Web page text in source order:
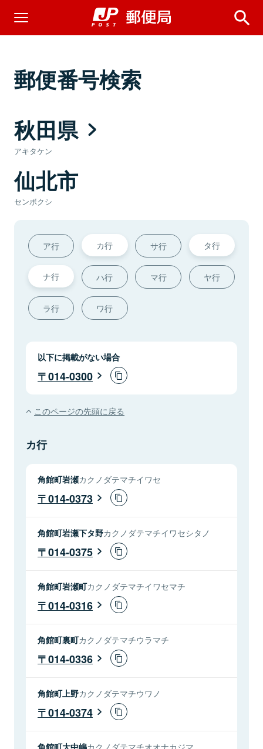
郵便番号検索
秋田県
アキタケン
仙北市
センボクシ
ア行 カ行 サ行 タ行
ナ行 ハ行 マ行 ヤ行
ラ行 ワ行
以下に掲載がない場合
014-0300
このページの先頭に戻る
カ行
角館町岩瀬カクノダテマチイワセ
014-0373
角館町岩瀬下タ野カクノダテマチイワセシタノ
014-0375
角館町岩瀬町カクノダテマチイワセマチ
014-0316
角館町裏町カクノダテマチウラマチ
014-0336
角館町上野カクノダテマチウワノ
014-0374
角館町大中嶋カクノダテマチオオナカジマ